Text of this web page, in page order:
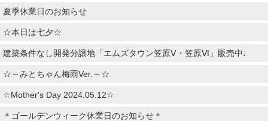
夏季休業日のお知らせ
☆本日は七夕☆
建築条件なし開発分譲地「エムズタウン笠原Ⅴ・笠原Ⅵ」販売中♩
☆～みとちゃん梅雨Ver.～☆
☆Mother's Day 2024.05.12☆
＊ゴールデンウィーク休業日のお知らせ＊